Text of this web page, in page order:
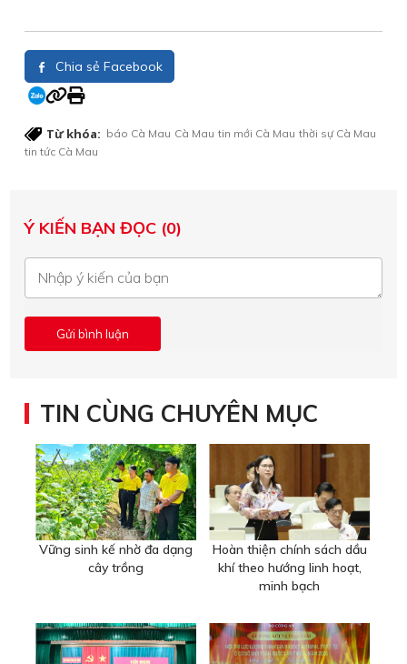
Chia sẻ Facebook
Từ khóa: báo Cà Mau Cà Mau tin mới Cà Mau thời sự Cà Mau
tin tức Cà Mau
Ý KIẾN BẠN ĐỌC (0)
TIN CÙNG CHUYÊN MỤC
Vững sinh kế nhờ đa dạng
cây trồng
Hoàn thiện chính sách dầu
khí theo hướng linh hoạt,
minh bạch